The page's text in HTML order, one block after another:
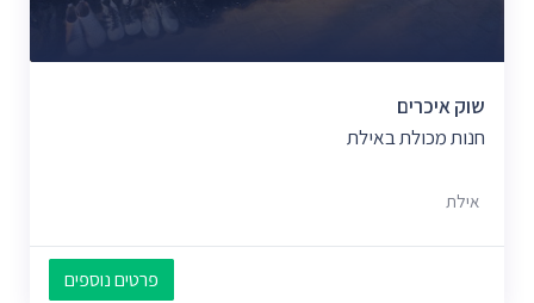
שוק איכרים
חנות מכולת באילת
אילת
פרטים נוספים